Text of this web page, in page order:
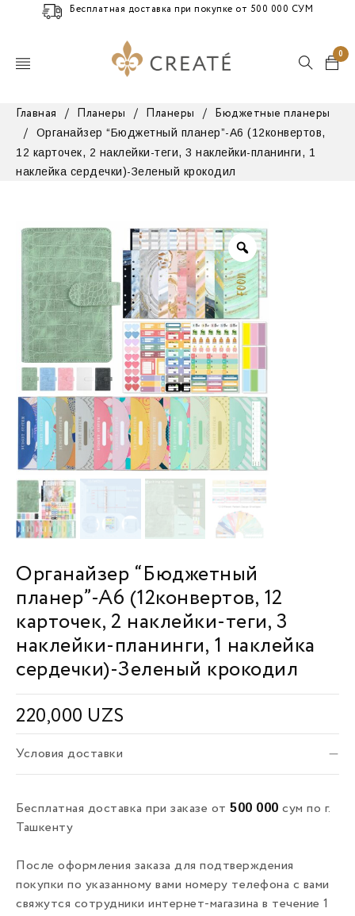
Бесплатная доставка при покупке от 500 000 СУМ
0
Главная / Планеры / Планеры /
Бюджетные планеры
/
Органайзер “Бюджетный планер”-А6 (12конвертов,
12 карточек, 2 наклейки-теги, 3 наклейки-планинги, 1
наклейка сердечки)-Зеленый крокодил
Органайзер “Бюджетный
планер”-А6 (12конвертов, 12
карточек, 2 наклейки-теги, 3
наклейки-планинги, 1 наклейка
сердечки)-Зеленый крокодил
220,000 UZS
Условия доставки
Бесплатная доставка при заказе от 500 000 сум по г.
Ташкенту
После оформления заказа для подтверждения
покупки по указанному вами номеру телефона с вами
свяжутся сотрудники интернет-магазина в течение 1